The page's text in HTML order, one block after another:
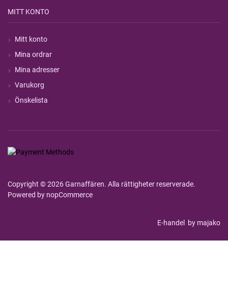
MITT KONTO
Mitt konto
Mina ordrar
Mina adresser
Varukorg
Önskelista
Copyright © 2026 Garnaffären. Alla rättigheter reserverade.
Powered by nopCommerce
E-handel by majako